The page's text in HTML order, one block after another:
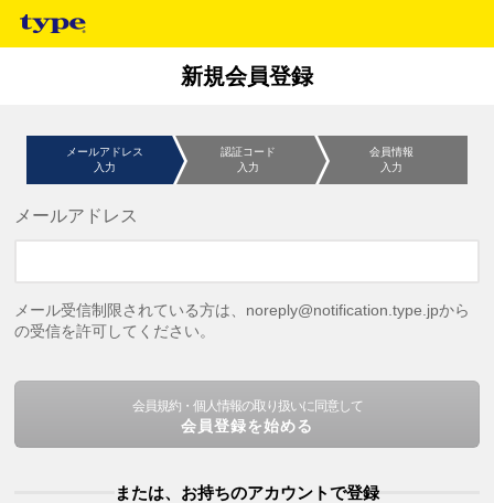
新規会員登録
メールアドレス
入力
認証コード
入力
会員情報
入力
メールアドレス
メール受信制限されている方は、noreply@notification.type.jpから
の受信を許可してください。
会員規約・個人情報の取り扱いに同意して
会員登録を始める
または、お持ちのアカウントで登録